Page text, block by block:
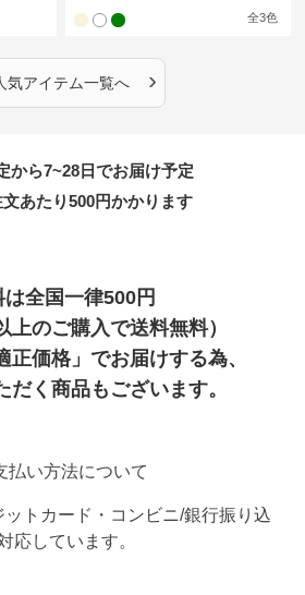
全3色
気アイテム一覧へ ›
から7~28日でお届け予定
あたり500円かかります
は全国一律500円
上のご購入で送料無料）
正価格」でお届けする為、
だく商品もございます。
払い方法について
トカード・コンビニ/銀行振り込
応しています。